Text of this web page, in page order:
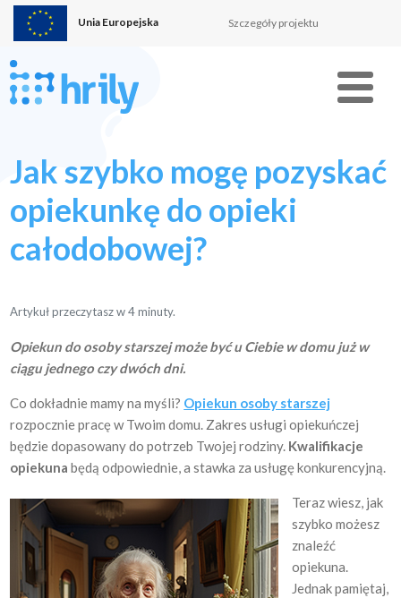
Unia Europejska Szczegóły projektu
Menu
Jak szybko mogę pozyskać
opiekunkę do opieki
całodobowej?
Artykuł przeczytasz w4 minuty.
Opiekun do osoby starszej może być u Ciebie w domu już w
ciągu jednego czy dwóch dni.
Co dokładnie mamy na myśli? Opiekun osoby starszej
rozpocznie pracę w Twoim domu. Zakres usługi opiekuńczej
będzie dopasowany do potrzeb Twojej rodziny. Kwalifikacje
opiekuna będą odpowiednie, a stawka za usługę konkurencyjną.
Teraz wiesz, jak
szybko możesz
znaleźć
opiekuna.
Jednak pamiętaj,